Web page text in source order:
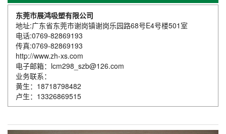
东莞市展鸿吸塑有限公司
地址:广东省东莞市谢岗镇谢岗乐园路68号E4号楼501室
电话:0769-82869193
传真:0769-82869193
http://www.zh-xs.com
电子邮箱：lcm298_szb@126.com
业务联系：
黄生：18718798482
卢生：13326869515